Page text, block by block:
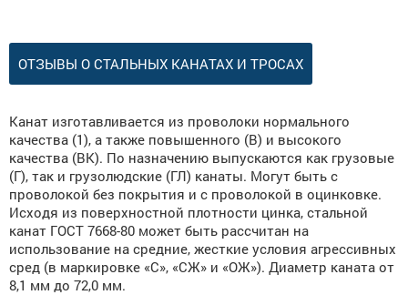
ОТЗЫВЫ О СТАЛЬНЫХ КАНАТАХ И ТРОСАХ
Канат изготавливается из проволоки нормального
качества (1), а также повышенного (В) и высокого
качества (ВК). По назначению выпускаются как грузовые
(Г), так и грузолюдские (ГЛ) канаты. Могут быть с
проволокой без покрытия и с проволокой в оцинковке.
Исходя из поверхностной плотности цинка, стальной
канат ГОСТ 7668-80 может быть рассчитан на
использование на средние, жесткие условия агрессивных
сред (в маркировке «С», «СЖ» и «ОЖ»). Диаметр каната от
8,1 мм до 72,0 мм.